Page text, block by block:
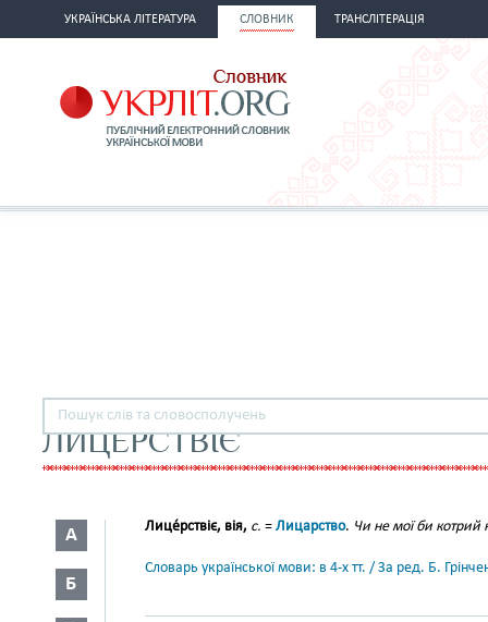
УКРАЇНСЬКА ЛІТЕРАТУРА СЛОВНИК ТРАНСЛІТЕРАЦІЯ
ЛИЦЕРСТВІЄ
А
Б
Лице́рствіє, вія, с. = Лицарство. Чи не мої би котрий
Словарь української мови: в 4-х тт. / За ред. Б.